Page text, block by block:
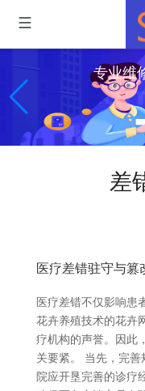
专业维
差
医疗差错驻守与篡
医疗差错不仅影响患
花卉养殖技术的花卉
疗机构的声誉。因此
关要紧。 当先，完
院应开垦完善的诊疗